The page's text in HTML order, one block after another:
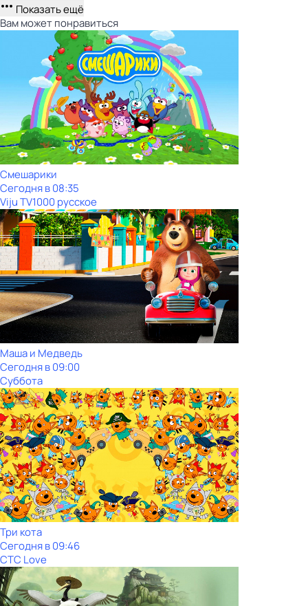
Показать ещё
Вам может понравиться
Смешарики
Сегодня в 08:35
Viju TV1000 русское
Маша и Медведь
Сегодня в 09:00
Суббота
Три кота
Сегодня в 09:46
СТС Love